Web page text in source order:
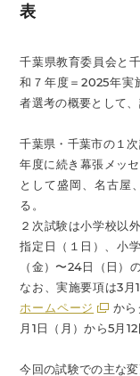
表
千葉県教育委員会と
和７年度＝2025年実
者選考の概要として
千葉県・千葉市の１
年度に続き幕張メッ
として盛岡、名古屋
る。
２次試験は小学校以
指定日（１日）、小
（金）〜24日（日）
なお、実施要項は3月
ホームページ
か
月1日（月）から5月
今回の試験での主な変